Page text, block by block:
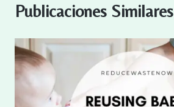
Publicaciones Similares